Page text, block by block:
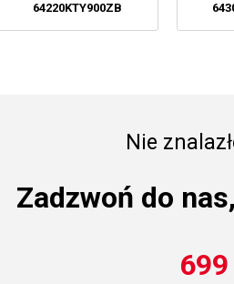
64220KTY900ZB
Nie
Zadzwoń do